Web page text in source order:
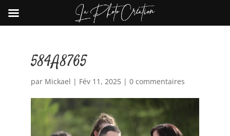
584A8765
par Mickael | Fév 11, 2025| 0 commentaires